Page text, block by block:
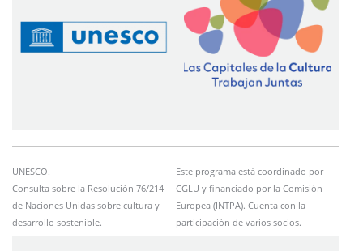
UNESCO.
Consulta sobre la Resolución 76/214
de Naciones Unidas sobre cultura y
desarrollo sostenible.
Este programa está coordinado por
CGLU y financiado por la Comisión
Europea (INTPA). Cuenta con la
participación de varios socios.